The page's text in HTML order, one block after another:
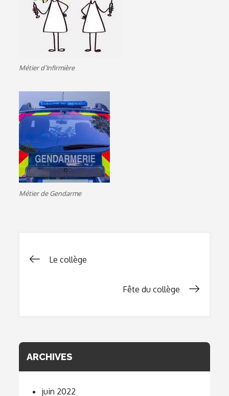
Métier d’Infirmière
Métier de Gendarme
Navigation
Le collège
Fête du collège
ARCHIVES
juin 2022